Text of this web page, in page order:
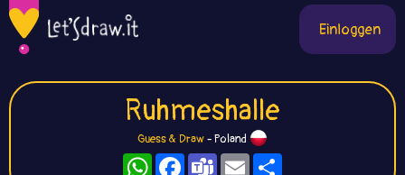
Einloggen
Ruhmeshalle
Guess & Draw- Poland
WhatsAppFacebook
TeamsEmail